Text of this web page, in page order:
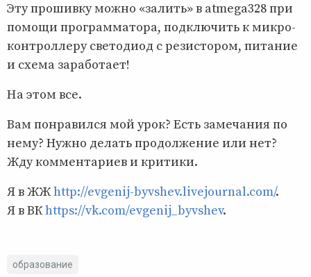
Эту прошивку можно «залить» в atmega328 при
помощи программатора, подключить к микро-
контроллеру светодиод с резистором, питание
и схема заработает!
На этом все.
Вам понравился мой урок? Есть замечания по
нему? Нужно делать продолжение или нет?
Жду комментариев и критики.
Я в ЖЖhttp://evgenij-byvshev.livejournal.com/.
Я в ВКhttps://vk.com/evgenij_byvshev.
образование